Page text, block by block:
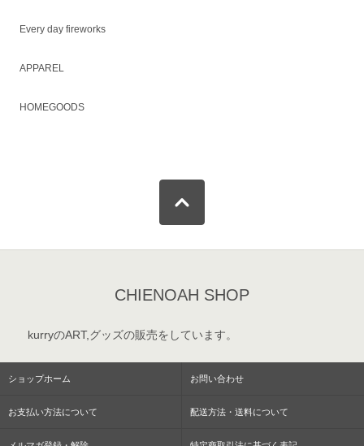
Every day fireworks
APPAREL
HOMEGOODS
CHIENOAH SHOP
kurryのART,グッズの販売をしています。
ショップホーム お問い合わせ
お支払い方法について 配送方法・送料について